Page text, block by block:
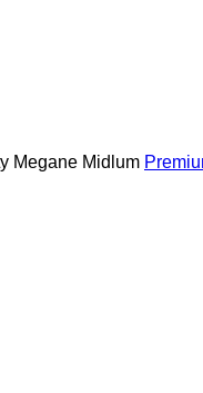
Megane Midlum